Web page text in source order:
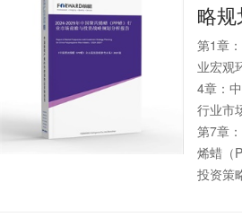
略
第1章
业宏观
4章：
行业市
第7章
烯蜡（
投资策